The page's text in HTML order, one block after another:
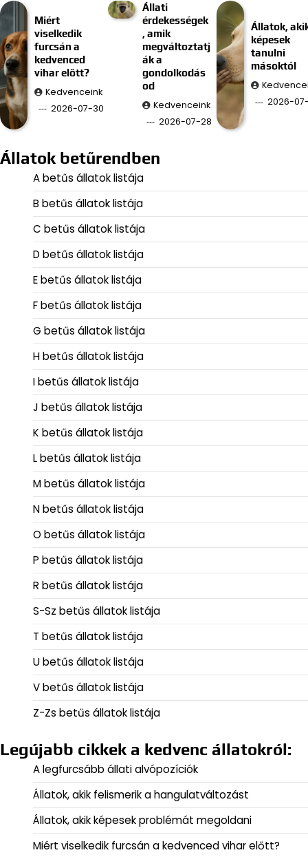
Miért
viselkedik
furcsán a
kedvenced
vihar előtt?
Kedvenceink
2026-07-30
Állati
érdekességek
, amik
megváltoztatj
ák a
gondolkodás
od
Kedvenceink
2026-07-28
Állatok,
képesek
tanulni
másoktól
2026-
Állatok betűrendben
A betűs állatok listája
B betűs állatok listája
C betűs állatok listája
D betűs állatok listája
E betűs állatok listája
F betűs állatok listája
G betűs állatok listája
H betűs állatok listája
I betűs állatok listája
J betűs állatok listája
K betűs állatok listája
L betűs állatok listája
M betűs állatok listája
N betűs állatok listája
O betűs állatok listája
P betűs állatok listája
R betűs állatok listája
S-Sz betűs állatok listája
T betűs állatok listája
U betűs állatok listája
V betűs állatok listája
Z-Zs betűs állatok listája
Legújabb cikkek a kedvenc állatokról:
A legfurcsább állati alvópozíciók
Állatok, akik felismerik a hangulatváltozást
Állatok, akik képesek problémát megoldani
Miért viselkedik furcsán a kedvenced vihar előtt?